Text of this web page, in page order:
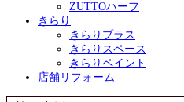
ZUTTOハーフ
きらり
きらりプラス
きらりスペース
きらりペイント
店舗リフォーム